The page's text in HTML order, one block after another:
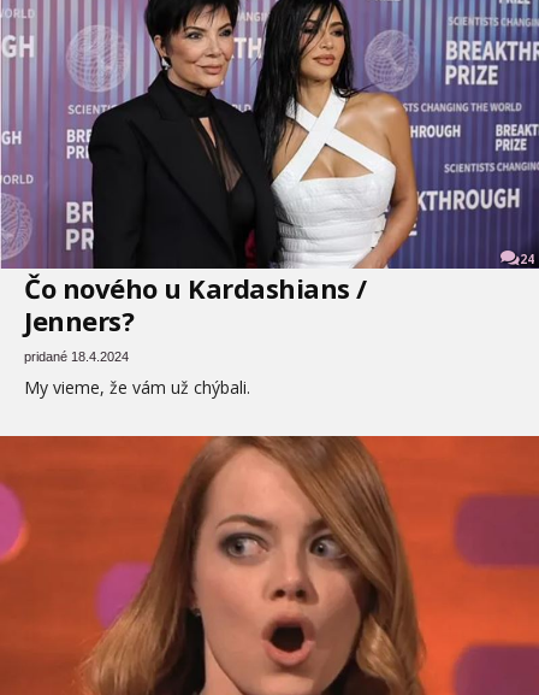
24
Čo nového u Kardashians /
Jenners?
pridané 18.4.2024
My vieme, že vám už chýbali.